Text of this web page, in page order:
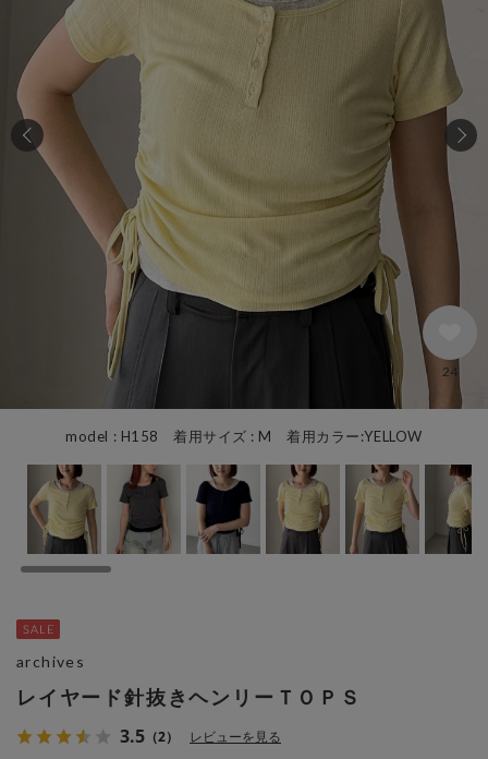
model : H158 着用サイズ : M 着用カラー:YELLOW
24
レイヤード針抜きヘンリーＴＯＰＳ
3.5 （2） レビューを見る
archives